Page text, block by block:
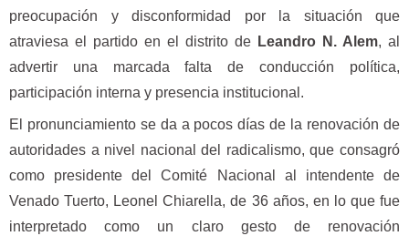
preocupación y disconformidad por la situación que
atraviesa el partido en el distrito de Leandro N. Alem, al
advertir una marcada falta de conducción política,
participación interna y presencia institucional.
El pronunciamiento se da a pocos días de la renovación de
autoridades a nivel nacional del radicalismo, que consagró
como presidente del Comité Nacional al intendente de
Venado Tuerto, Leonel Chiarella, de 36 años, en lo que fue
interpretado como un claro gesto de renovación